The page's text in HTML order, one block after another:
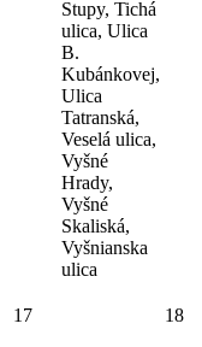
Stupy, Tichá
ulica, Ulica
B.
Kubánkovej,
Ulica
Tatranská,
Veselá ulica,
Vyšné
Hrady,
Vyšné
Skaliská,
Vyšnianska
ulica
17 18